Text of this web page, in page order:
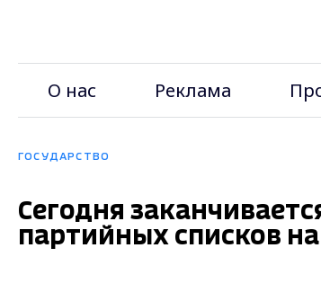
О нас Реклама
ГОСУДАРСТВО
Сегодня
партийных списков